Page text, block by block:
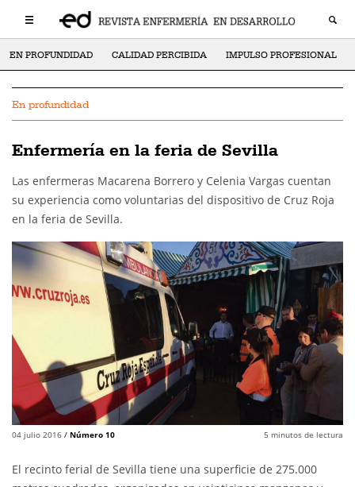
EN PROFUNDIDAD CALIDAD PERCIBIDA IMPULSO PROFESIONAL
En profundidad
Enfermería en la feria de Sevilla
Las enfermeras Macarena Borrero y Celenia Vargas cuentan
su experiencia como voluntarias del dispositivo de Cruz Roja
en la feria de Sevilla.
04 julio 2016 / Número 10 5 minutos de lectura
El recinto ferial de Sevilla tiene una superficie de 275.000